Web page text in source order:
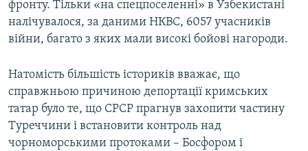
фронту. Тільки «на спецпоселенні» в Узбекистані
налічувалося, за даними НКВС, 6057 учасників
війни, багато з яких мали високі бойові нагороди.
Натомість більшість істориків вважає, що
справжньою причиною депортації кримських
татар було те, що СРСР прагнув захопити частину
Туреччини і встановити контроль над
чорноморськими протоками – Босфором і